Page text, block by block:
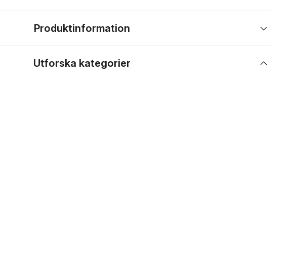
Produktinformation
Utforska kategorier